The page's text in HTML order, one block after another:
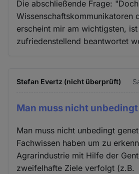
Die abschließende Frage:
Wissenschaftskommunikatoren
erscheint mir am wichtigsten,
zufriedenstellend beantwortet
Stefan Evertz (nicht überprüft)
Man muss nicht unbedingt
Man muss nicht unbedingt
Fachwissen haben um zu
Agrarindustrie mit Hilfe der
zweifelhafte Ziele verfolgt (z.B.